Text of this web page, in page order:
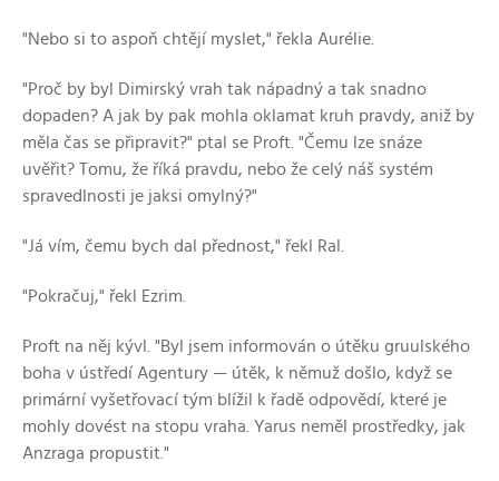
"Nebo si to aspoň chtějí myslet," řekla Aurélie.
"Proč by byl Dimirský vrah tak nápadný a tak snadno
dopaden? A jak by pak mohla oklamat kruh pravdy, aniž by
měla čas se připravit?" ptal se Proft. "Čemu lze snáze
uvěřit? Tomu, že říká pravdu, nebo že celý náš systém
spravedlnosti je jaksi omylný?"
"Já vím, čemu bych dal přednost," řekl Ral.
"Pokračuj," řekl Ezrim.
Proft na něj kývl. "Byl jsem informován o útěku gruulského
boha v ústředí Agentury — útěk, k němuž došlo, když se
primární vyšetřovací tým blížil k řadě odpovědí, které je
mohly dovést na stopu vraha. Yarus neměl prostředky, jak
Anzraga propustit."